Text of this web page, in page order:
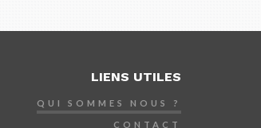
LIENS UTILES
QUI SOMMES NOUS ?
CONTACT